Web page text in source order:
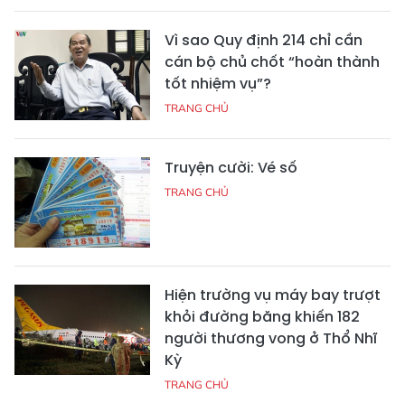
Vì sao Quy định 214 chỉ cần
cán bộ chủ chốt “hoàn thành
tốt nhiệm vụ”?
TRANG CHỦ
Truyện cười: Vé số
TRANG CHỦ
Hiện trường vụ máy bay trượt
khỏi đường băng khiến 182
người thương vong ở Thổ Nhĩ
Kỳ
TRANG CHỦ